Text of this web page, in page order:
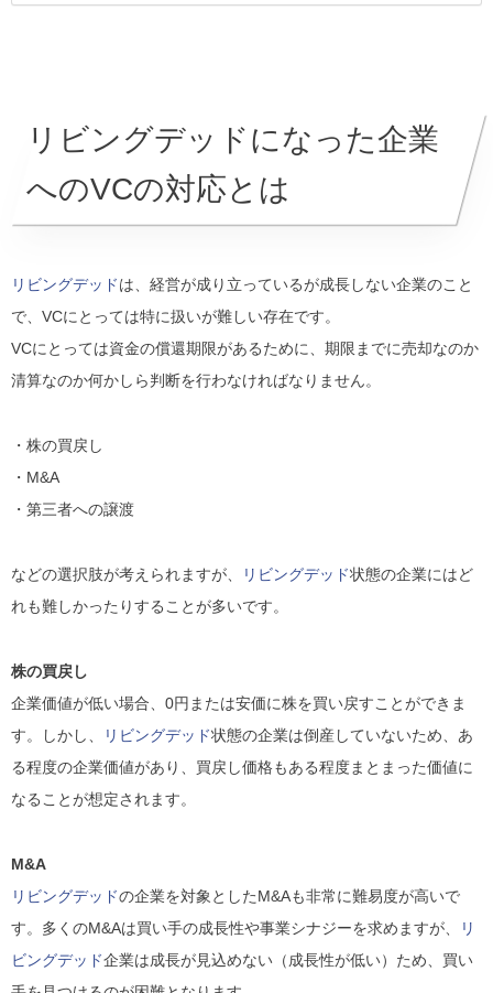
リビングデッドになった企業
へのVCの対応とは
リビングデッドは、経営が成り立っているが成長しない企業のこと
で、VCにとっては特に扱いが難しい存在です。
VCにとっては資金の償還期限があるために、期限までに売却なのか
清算なのか何かしら判断を行わなければなりません。
・株の買戻し
・M&A
・第三者への譲渡
などの選択肢が考えられますが、 リビングデッド状態の企業にはど
れも難しかったりすることが多いです。
株の買戻し
企業価値が低い場合、0円または安価に株を買い戻すことができま
す。しかし、
リビングデッド状態の企業は倒産していないため、あ
る程度の企業価値があり、買戻し価格もある程度まとまった価値に
なることが想定されます。
M&A
リビングデッドの企業を対象としたM&Aも非常に難易度が高いで
す。多くのM&Aは買い手の成長性や事業シナジーを求めますが、
リ
ビングデッド企業は成長が見込めない（成長性が低い）ため、買い